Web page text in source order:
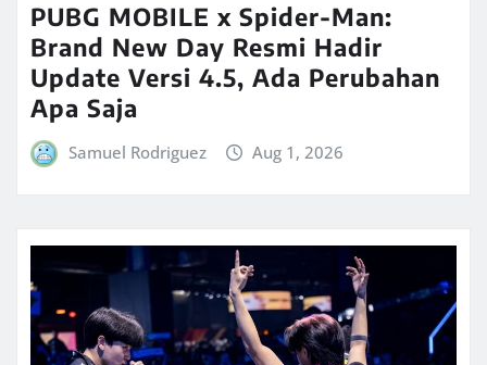
PUBG MOBILE x Spider-Man:
Brand New Day Resmi Hadir
Update Versi 4.5, Ada Perubahan
Apa Saja
Samuel Rodriguez Aug 1, 2026